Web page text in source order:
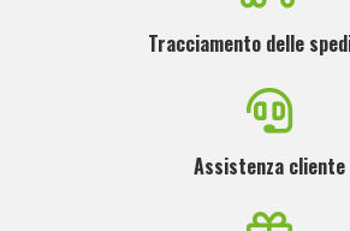
Tracciamento delle
Assistenza cliente